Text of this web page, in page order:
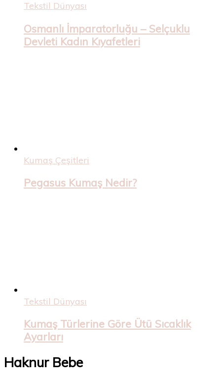
Tekstil Dünyası
Osmanlı İmparatorluğu – Selçuklu
Devleti Kadın Kıyafetleri
Kumaş Çeşitleri
Pegasus Kumaş Nedir?
Tekstil Dünyası
Kumaş Türlerine Göre Ütü Sıcaklık
Ayarları
Haknur Bebe